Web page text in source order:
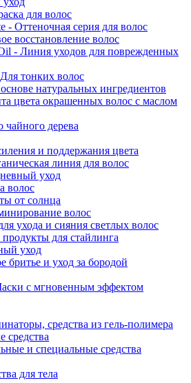
для волос
Оттеночная серия для волос
восстановление волос
- Линия уходов для поврежденных
тонких волос
натуральных ингредиентов
цвета окрашенных волос с маслом
дерева
и поддержания цвета
линия для волос
уход
волос
от солнца
волос
ухода и сияния светлых волос
для стайлинга
уход
бритье и уход за бородой
с мгновенным эффектом
средства из гель-полимера
средства
и специальные средства
для тела